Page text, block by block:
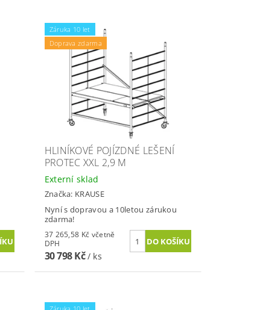
Záruka 10 let
Doprava zdarma
HLINÍKOVÉ POJÍZDNÉ LEŠENÍ
PROTEC XXL 2,9 M
Externí sklad
Značka: KRAUSE
Nyní s dopravou a 10letou zárukou
zdarma!
37 265,58 Kč včetně
DPH
30 798 Kč/ ks